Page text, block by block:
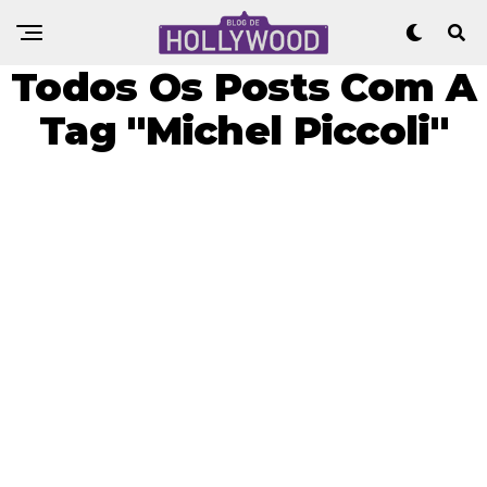
Todos Os Posts Com A
Tag "Michel Piccoli"